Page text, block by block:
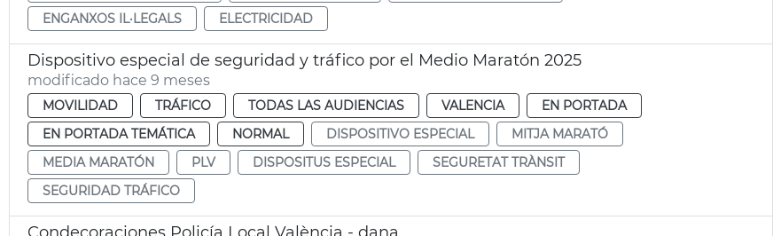
ENGANXOS IL·LEGALS
ELECTRICIDAD
Dispositivo especial de seguridad y tráfico por el Medio Maratón 2025
modificado hace 9 meses
MOVILIDAD TRÁFICO TODAS LAS AUDIENCIAS VALENCIA
EN PORTADA
EN PORTADA TEMÁTICA
NORMAL DISPOSITIVO ESPECIAL
MITJA MARATÓ
MEDIA MARATÓN
PLV DISPOSITUS ESPECIAL
SEGURETAT TRÀNSIT
SEGURIDAD TRÁFICO